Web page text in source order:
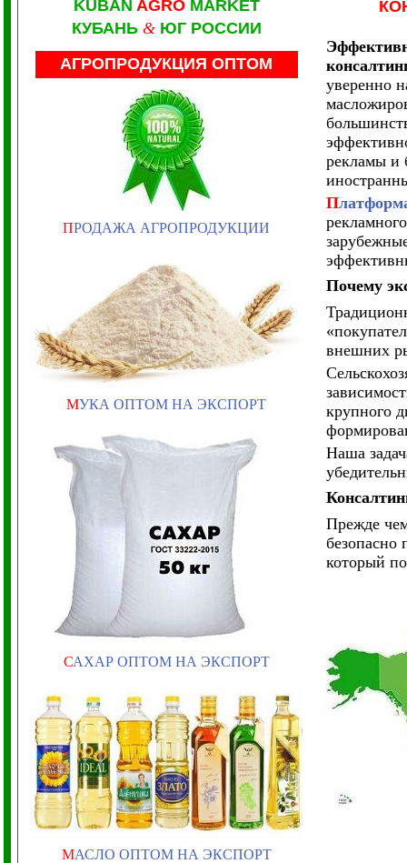
KUBAN AGRO MARKET
КУБАНЬ & ЮГ РОССИИ
АГРОПРОДУКЦИЯ ОПТОМ
ПРОДАЖА АГРОПРОДУКЦИИ
МУКА ОПТОМ НА ЭКСПОРТ
САХАР ОПТОМ НА ЭКСПОРТ
МАСЛО ОПТОМ НА ЭКСПОРТ
уверенно
рекламы и
П
Почему
внешних
крупного
Наша
Прежде
безопасно
который